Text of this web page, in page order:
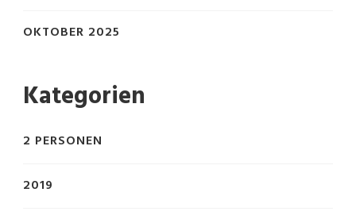
OKTOBER 2025
Kategorien
2 PERSONEN
2019